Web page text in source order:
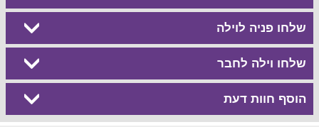
שלחו פניה לוילה
שלחו וילה לחבר
הוסף חוות דעת